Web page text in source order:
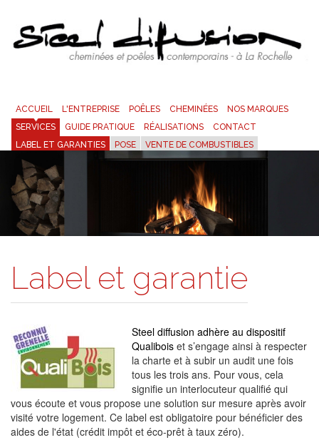
ACCUEIL L'ENTREPRISE POÊLES CHEMINÉES
NOS MARQUES
SERVICES
GUIDE PRATIQUE RÉALISATIONS
CONTACT
LABEL ET GARANTIES
POSE
VENTE DE COMBUSTIBLES
RAMONAGE / ENTRETIEN
Label et garantie
Steel diffusion adhère au dispositif
Qualibois et s’engage ainsi à respecter
la charte et à subir un audit une fois
tous les trois ans. Pour vous, cela
signifie un interlocuteur qualifié qui
vous écoute et vous propose une solution sur mesure après avoir
visité votre logement. Ce label est obligatoire pour bénéficier des
aides de l'état (crédit impôt et éco-prêt à taux zéro).